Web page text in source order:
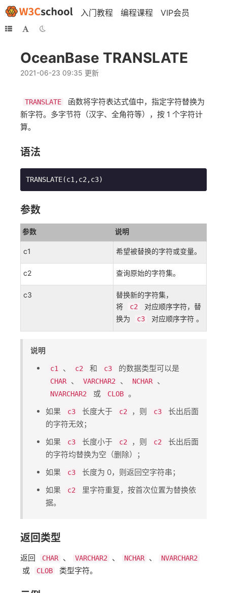
入门教程 编程课程 VIP会员
OceanBase TRANSLATE
2021-06-23 09:35 更新
TRANSLATE
​ 函数将字符表达式值中，指定字符替换为
新字符。多字节符（汉字、全角符等），按 1 个字符计
算。
语法
TRANSLATE(c1,c2,c3)
参数
参数 说明
c1 希望被替换的字符或变量。
c2 查询原始的字符集。
c3
替换新的字符集，
将
c2
对应顺序字符，替
换为
c3 对应顺序字符 。
说明
c1 ​、​ c2 ​ 和 ​ c3 ​ 的数据类型可以是 ​
CHAR ​、​ VARCHAR2 ​、​ NCHAR ​、​
NVARCHAR2 ​ 或 ​ CLOB ​。
如果 ​
c3 ​ 长度大于 ​ c2 ​，则 ​ c3
​ 长出后面
的字符无效；
如果 ​
c3 ​ 长度小于 ​ c2 ​，则 ​ c2
​ 长出后面
的字符均替换为空（删除）；
如果 ​
c3
​ 长度为 0，则返回空字符串；
如果 ​
c2
​ 里字符重复，按首次位置为替换依
据。
返回类型
返回 ​ CHAR ​、​ VARCHAR2 ​、​ NCHAR ​、​ NVARCHAR2
或 ​
CLOB ​ 类型字符。